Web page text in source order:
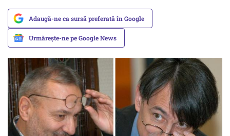
Adaugă-ne ca sursă preferată în Google
Urmărește-ne pe Google News